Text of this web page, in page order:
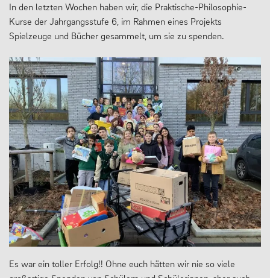
In den letzten Wochen haben wir, die Praktische-Philosophie-
Kurse der Jahrgangsstufe 6, im Rahmen eines Projekts
Spielzeuge und Bücher gesammelt, um sie zu spenden.
Es war ein toller Erfolg!! Ohne euch hätten wir nie so viele